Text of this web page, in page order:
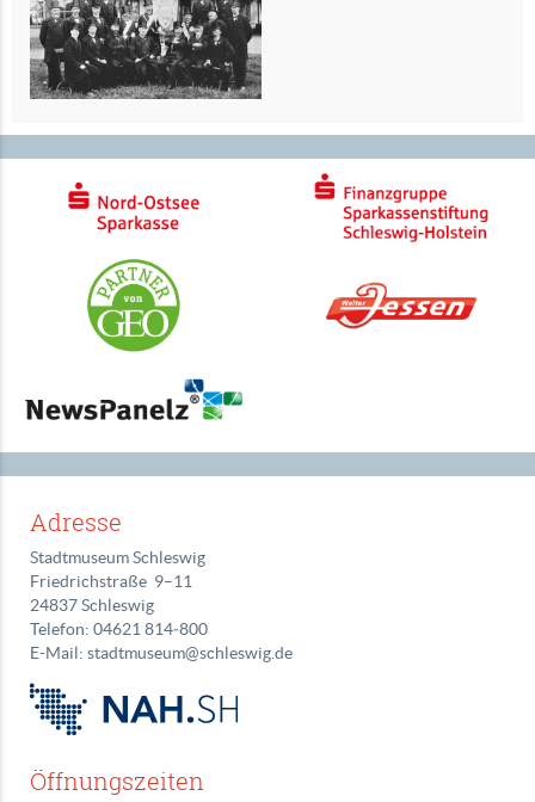
Adresse
Stadtmuseum Schleswig
Friedrichstraße 9–11
24837 Schleswig
Telefon: 04621 814‑800
E-Mail: stadtmuseum@schleswig.de
Öffnungszeiten